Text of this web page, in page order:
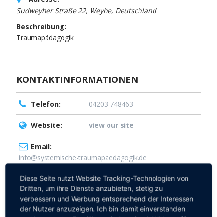
Sudweyher Straße 22, Weyhe, Deutschland
Beschreibung:
Traumapädagogik
KONTAKTINFORMATIONEN
Telefon: 04203 748463
Website: view our site
Email:
info@systemische-traumapaedagogik.de
Karte Kontakt Report
Diese Seite nutzt Website Tracking-Technologien von
Dritten, um ihre Dienste anzubieten, stetig zu
verbessern und Werbung entsprechend der Interessen
der Nutzer anzuzeigen. Ich bin damit einverstanden